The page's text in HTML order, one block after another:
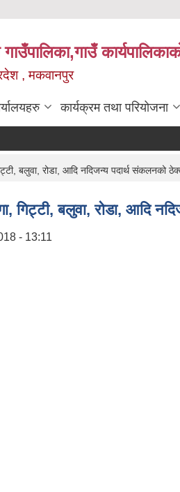
, मकवानपुर
कार्यक्रम तथा परियोजना
बलुवा, रोडा, आदि नदिजन्य पदार्थ संकलनको
बलुवा, रोडा, आदि
- 13:11